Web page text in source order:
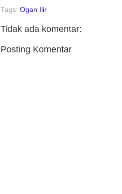
Tags: Ogan Ilir
Tidak ada komentar:
Posting Komentar